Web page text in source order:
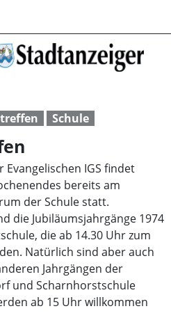
Schule
IGS findet
bereits am
der Schule statt.
die Jubiläumsjahrgänge 1974
die ab 14.30 Uhr zum
Natürlich sind aber auch
Jahrgängen der
und Scharnhorstschule
ab 15 Uhr willkommen